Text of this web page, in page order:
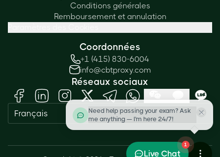
Conditions générales
Remboursement et annulation
Coordonnées
+1 (415) 830-6004
info@cbtproxy.com
Réseaux sociaux
Français
Need help passing your exam? Ask
me anything — I'm here 24/7!
1
Live Chat